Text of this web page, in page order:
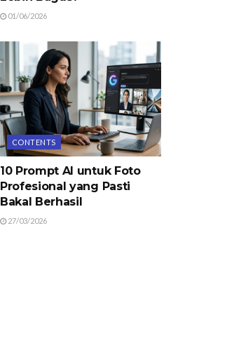
01/06/2026
CONTENTS
10 Prompt AI untuk Foto
Profesional yang Pasti
Bakal Berhasil
27/03/2026